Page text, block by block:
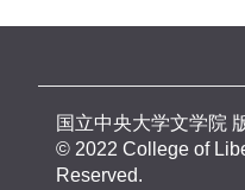
国立中央大学文学院
© 2022 College of
Reserved.